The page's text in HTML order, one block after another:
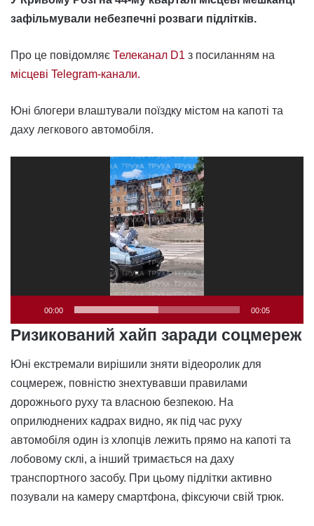
зафільмували небезпечні розваги підлітків.
Про це повідомляє Телеканал D1 з посиланням на
місцеві Telegram-канали.
Юні блогери влаштували поїздку містом на капоті та
даху легкового автомобіля.
00:00 00:05
Ризикований хайп заради соцмереж
Юні екстремали вирішили зняти відеоролик для
соцмереж, повністю знехтувавши правилами
дорожнього руху та власною безпекою. На
оприлюднених кадрах видно, як під час руху
автомобіля один із хлопців лежить прямо на капоті та
лобовому склі, а інший тримається на даху
транспортного засобу. При цьому підлітки активно
позували на камеру смартфона, фіксуючи свій трюк.